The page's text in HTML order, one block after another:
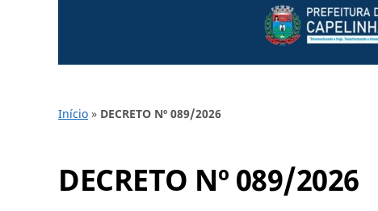
Início » DECRETO Nº 089/2026
DECRETO Nº 089/2026